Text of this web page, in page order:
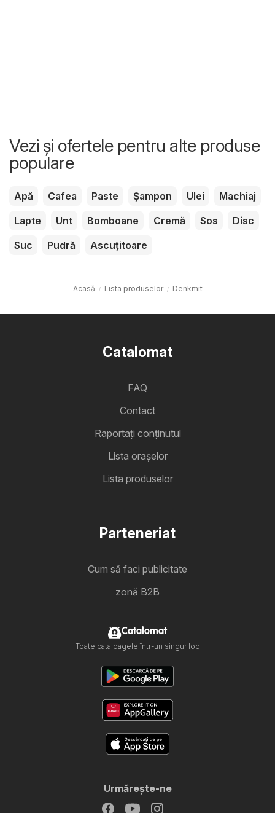
Vezi și ofertele pentru alte produse
populare
Apă Cafea Paste Șampon Ulei
Machiaj
Lapte
Unt Bomboane Cremă Sos
Disc
Suc
Pudră Ascuțitoare
Acasă Lista produselor Denkmit
Catalomat
FAQ
Contact
Raportați conținutul
Lista oraşelor
Lista produselor
Parteneriat
Cum să faci publicitate
zonă B2B
Catalomat
Toate cataloagele într-un singur loc
Urmăreşte-ne